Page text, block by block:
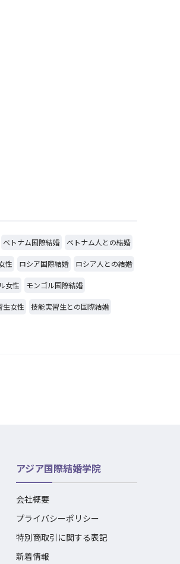
ベトナム国際結婚 ベトナム人との結婚
性 ロシア国際結婚 ロシア人との結婚
女性 モンゴル国際結婚
生女性 技能実習生との国際結婚
アジア国際結婚学院
会社概要
プライバシーポリシー
特別商取引に関する表記
新着情報